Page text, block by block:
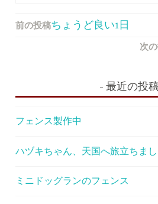
投
ー
ョ
ン
前の投稿ちょうど良い1日
次
最近の投稿
フェンス製作中
ハヅキちゃん、天国へ旅立ちまし
ミニドッグランのフェンス